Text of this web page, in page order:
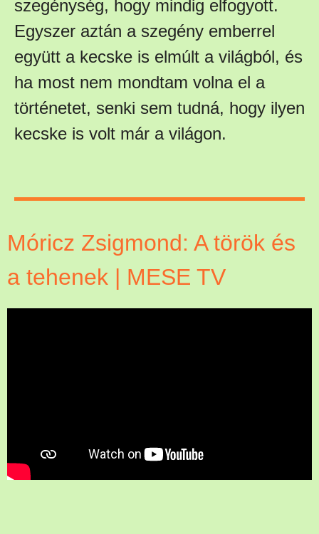
szegénység, hogy mindig elfogyott.
Egyszer aztán a szegény emberrel
együtt a kecske is elmúlt a világból, és
ha most nem mondtam volna el a
történetet, senki sem tudná, hogy ilyen
kecske is volt már a világon.
Móricz Zsigmond: A török és
a tehenek | MESE TV